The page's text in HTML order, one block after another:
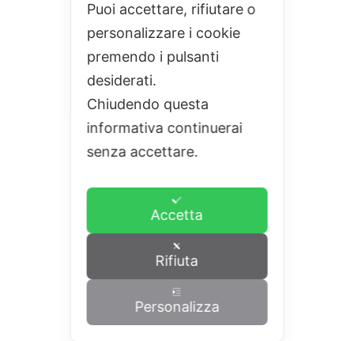
Puoi accettare, rifiutare o
personalizzare i cookie
premendo i pulsanti
desiderati.
Chiudendo questa
informativa continuerai
senza accettare.
Accetta
Rifiuta
Personalizza